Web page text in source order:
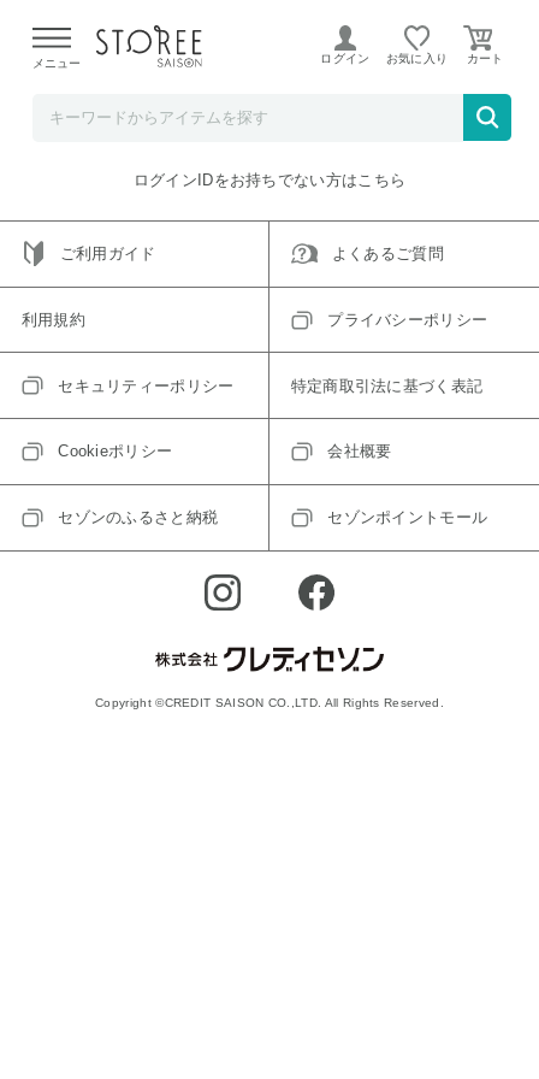
よる配送遅延が発生しております。
メニュー ログイン お気に入り
ご指定のアイテムは取り扱い終了、またはただいま取り扱い
トップへ戻る
ログインIDをお持ちでない方はこちら
ご利用ガイド よくあるご質問
利用規約 プライバシーポリシー
セキュリティーポリシー 特定商取引法に基づく表記
Cookieポリシー 会社概要
セゾンのふるさと納税 セゾンポイントモール
Copyright ©CREDIT SAISON CO.,LTD. All Rights Reserved.